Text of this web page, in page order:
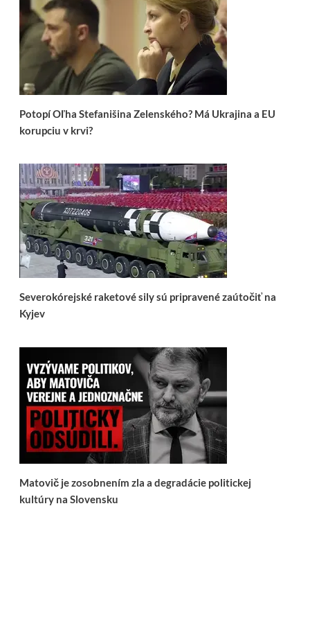
Potopí Oľha Stefanišina Zelenského? Má Ukrajina a EU
korupciu v krvi?
Severokórejské raketové sily sú pripravené zaútočiť na
Kyjev
Matovič je zosobnením zla a degradácie politickej
kultúry na Slovensku